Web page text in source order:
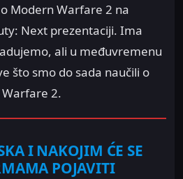
Modern Warfare 2 na
Next prezentaciji. Ima
ali u međuvremenu
što smo do sada naučili o
2.
I NAKOJIM ĆE SE
POJAVITI